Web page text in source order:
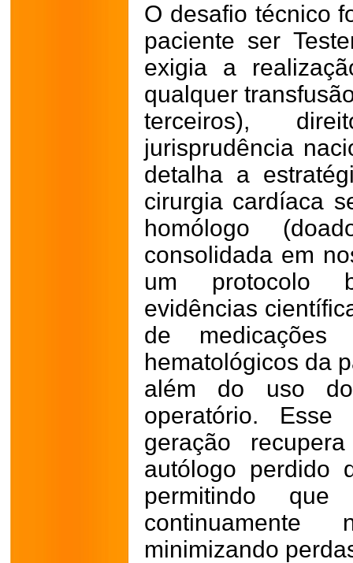
O desafio técnico
paciente ser
exigia a
qualquer
terceiros),
jurisprudência
detalha a
cirurgia cardíaca
homólogo
consolidada em
um protocolo
evidências
de medicações
hematológicos da
além do uso
operatório. Esse
geração
autólogo perdido
permitindo
minimizando